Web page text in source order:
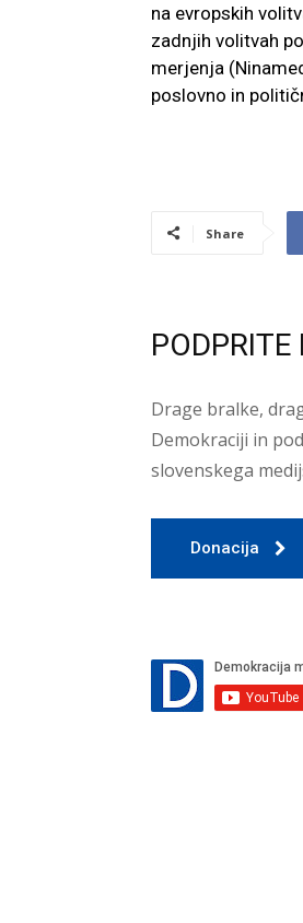
na evropskih
zadnjih volitvah
merjenja
poslovno in
Share
Drage bralke,
Demokraciji in
slovenskega
Donacija